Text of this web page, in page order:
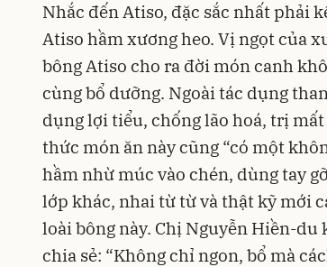
Nhắc đến Atiso, đặc sắc nhất phải
Atiso hầm xương heo. Vị ngọt của
bông Atiso cho ra đời món canh
cùng bổ dưỡng. Ngoài tác dụng
dụng lợi tiểu, chống lão hoá, trị
thức món ăn này cũng “có một
hầm nhừ múc vào chén, dùng tay
lớp khác, nhai từ từ và thật kỹ mới
loài bông này. Chị Nguyễn Hiền-du
chia sẻ: “Không chỉ ngon, bổ mà